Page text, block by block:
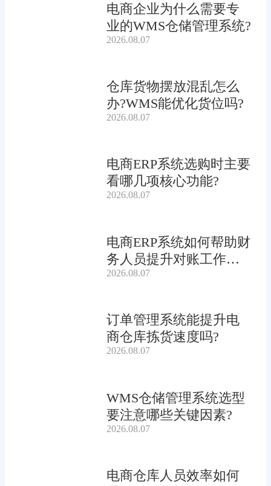
电商企业为什么需要专
业的WMS仓储管理系统?
2026.08.07
仓库货物摆放混乱怎么
办?WMS能优化货位吗?
2026.08.07
电商ERP系统选购时主要
看哪几项核心功能?
2026.08.07
电商ERP系统如何帮助财
务人员提升对账工作效
率?
2026.08.07
订单管理系统能提升电
商仓库拣货速度吗?
2026.08.07
WMS仓储管理系统选型
要注意哪些关键因素?
2026.08.07
电商仓库人员效率如何